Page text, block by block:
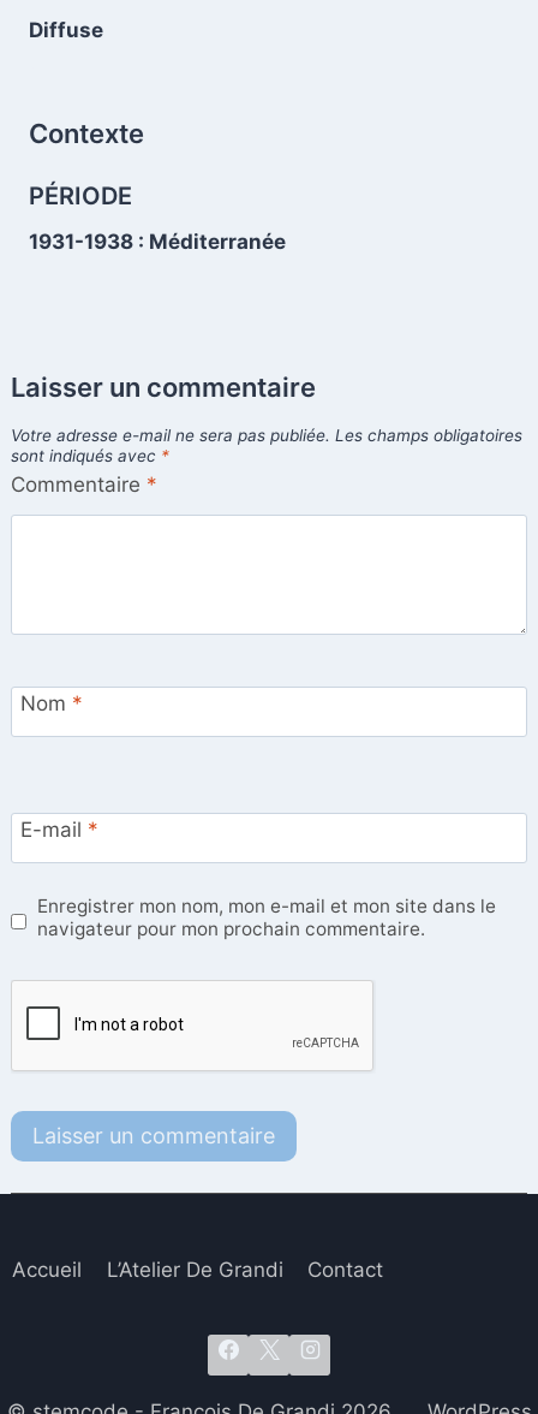
Diffuse
Contexte
PÉRIODE
1931-1938 : Méditerranée
Laisser un commentaire
Votre adresse e-mail ne sera pas publiée. Les champs obligatoires
sont indiqués avec *
Commentaire *
Nom *
E-mail *
Enregistrer mon nom, mon e-mail et mon site dans le
navigateur pour mon prochain commentaire.
Accueil L’Atelier De Grandi Contact